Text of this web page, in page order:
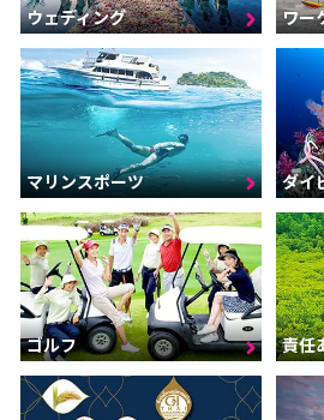
ウェディング ワー
マリンスポーツ ダイ
ゴルフ 責任